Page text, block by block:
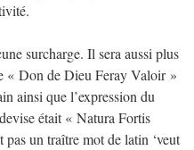
surcharge. Il sera aussi plus
« Don de Dieu Feray Valoir »
ainsi que l’expression du
était « Natura Fortis
un traître mot de latin ‘veut